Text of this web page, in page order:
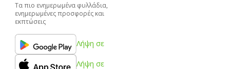
Τα πιο ενημερωμένα φυλλάδια,
ενημερωμένες προσφορές και
εκπτώσεις
Λήψη σε
Λήψη σε